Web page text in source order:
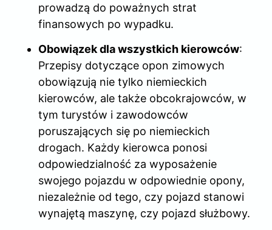
prowadzą do poważnych strat
finansowych po wypadku.
Obowiązek dla wszystkich kierowców:
Przepisy dotyczące opon zimowych
obowiązują nie tylko niemieckich
kierowców, ale także obcokrajowców, w
tym turystów i zawodowców
poruszających się po niemieckich
drogach. Każdy kierowca ponosi
odpowiedzialność za wyposażenie
swojego pojazdu w odpowiednie opony,
niezależnie od tego, czy pojazd stanowi
wynajętą maszynę, czy pojazd służbowy.